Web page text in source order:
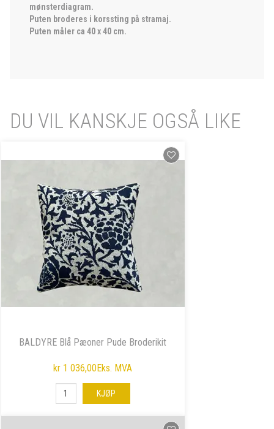
mønsterdiagram.
Puten broderes i korssting på stramaj.
Puten måler ca 40 x 40 cm.
DU VIL KANSKJE OGSÅ LIKE
BALDYRE Blå Pæoner Pude Broderikit
kr 1 036,00Eks. MVA
KJØP